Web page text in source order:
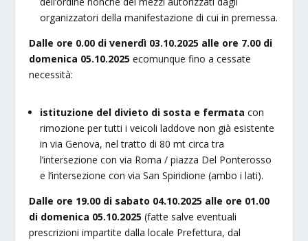
organizzatori della manifestazione di cui in premessa.
Dalle ore 0.00 di venerdì 03.10.2025 alle ore 7.00 di
domenica 05.10.2025ecomunque fino a cessate
necessità:
istituzione del divieto di sosta e fermatacon
rimozione per tutti i veicoli laddove non già esistente
in via Genova, nel tratto di 80 mt circa tra
l’intersezione con via Roma / piazza Del Ponterosso
e l’intersezione con via San Spiridione (ambo i lati).
Dalle ore 19.00 di sabato 04.10.2025 alle ore 01.00
di domenica 05.10.2025 (fatte salve eventuali
prescrizioni impartite dalla locale Prefettura, dal